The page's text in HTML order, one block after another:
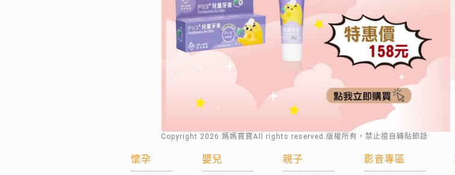
Copyright 2026 .媽媽寶寶All rights reserved.版權所有，禁止擅自轉貼節錄
懷孕
嬰兒
親子
影音專區